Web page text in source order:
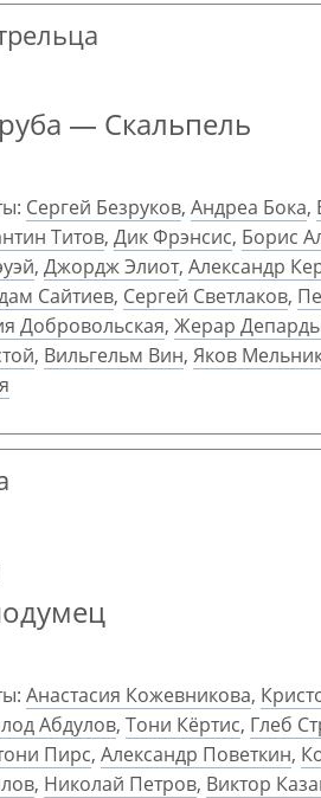
— Скальпель
Сергей Безруков, Андреа Бока,
Титов, Дик Фрэнсис, Борис
, Джордж Элиот, Александр
Сайтиев, Сергей Светлаков,
Добровольская, Жерар
, Вильгельм Вин, Яков
Анастасия Кожевникова,
Абдулов, Тони Кёртис, Глеб
Пирс, Александр Поветкин,
, Николай Петров, Виктор